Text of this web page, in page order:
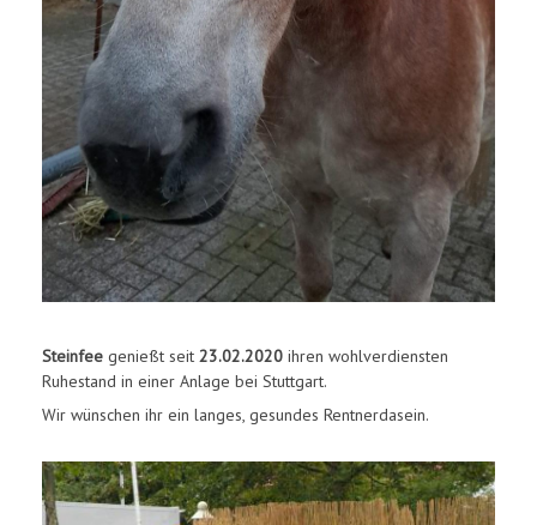
Steinfee genießt seit 23.02.2020 ihren wohlverdiensten
Ruhestand in einer Anlage bei Stuttgart.
Wir wünschen ihr ein langes, gesundes Rentnerdasein.